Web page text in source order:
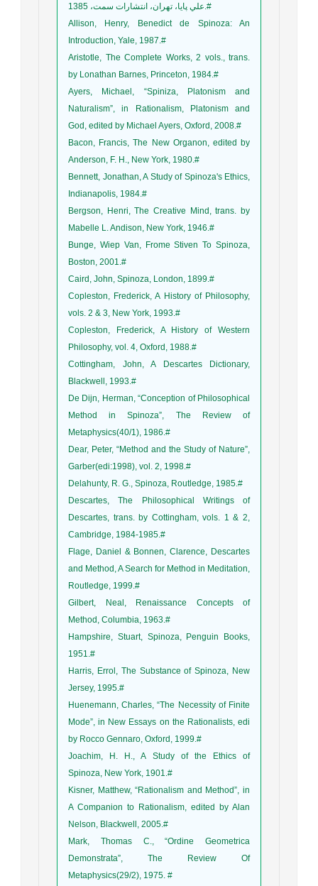
علي پايا، تهران، انتشارات سمت، 1385.#
Allison, Henry, Benedict de Spinoza: An
Introduction, Yale, 1987.#
Aristotle, The Complete Works, 2 vols., trans.
by Lonathan Barnes, Princeton, 1984.#
Ayers, Michael, “Spiniza, Platonism and
Naturalism”, in Rationalism, Platonism and
God, edited by Michael Ayers, Oxford, 2008.#
Bacon, Francis, The New Organon, edited by
Anderson, F. H., New York, 1980.#
Bennett, Jonathan, A Study of Spinoza's Ethics,
Indianapolis, 1984.#
Bergson, Henri, The Creative Mind, trans. by
Mabelle L. Andison, New York, 1946.#
Bunge, Wiep Van, Frome Stiven To Spinoza,
Boston, 2001.#
Caird, John, Spinoza, London, 1899.#
Copleston, Frederick, A History of Philosophy,
vols. 2 & 3, New York, 1993.#
Copleston, Frederick, A History of Western
Philosophy, vol. 4, Oxford, 1988.#
Cottingham, John, A Descartes Dictionary,
Blackwell, 1993.#
De Dijn, Herman, “Conception of Philosophical
Method in Spinoza”, The Review of
Metaphysics(40/1), 1986.#
Dear, Peter, “Method and the Study of Nature”,
Garber(edi:1998), vol. 2, 1998.#
Delahunty, R. G., Spinoza, Routledge, 1985.#
Descartes, The Philosophical Writings of
Descartes, trans. by Cottingham, vols. 1 & 2,
Cambridge, 1984-1985.#
Flage, Daniel & Bonnen, Clarence, Descartes
and Method, A Search for Method in Meditation,
Routledge, 1999.#
Gilbert, Neal, Renaissance Concepts of
Method, Columbia, 1963.#
Hampshire, Stuart, Spinoza, Penguin Books,
1951.#
Harris, Errol, The Substance of Spinoza, New
Jersey, 1995.#
Huenemann, Charles, “The Necessity of Finite
Mode”, in New Essays on the Rationalists, edi
by Rocco Gennaro, Oxford, 1999.#
Joachim, H. H., A Study of the Ethics of
Spinoza, New York, 1901.#
Kisner, Matthew, “Rationalism and Method”, in
A Companion to Rationalism, edited by Alan
Nelson, Blackwell, 2005.#
Mark, Thomas C., “Ordine Geometrica
Demonstrata”, The Review Of
Metaphysics(29/2), 1975. #